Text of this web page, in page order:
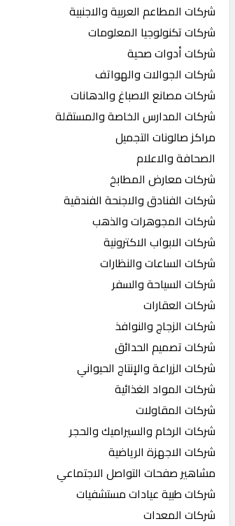
الدليل
القطري
POWERED
QHOST
شركات المطاعم العربية والاجنبية
شركات تكنولوجيا المعلومات
شركات أدوات صحية
شركات الجوالات والهواتف
شركات مصانع الاصباغ والدهانات
شركات المدارس الخاصة والمستقلة
مراكز صالونات التجميل
الصحافة والاعلام
شركات معارض المطابخ
شركات الفنادق والاجنحة الفندقية
شركات المجوهرات والذهب
شركات الابواب الاكترونية
شركات الساعات والنظارات
شركات السياحة والسفر
شركات العقارات
شركات الزجاج والنوافذ
شركات تصميم الحدائق
شركات الزراعة والإنتاج الحيواني
شركات المواد الغذائية
شركات المقاولات
شركات الرخام والسيراميك والحجر
شركات الاجهزة الرياضية
مشاهير صفحات التواصل الاجتماعي
شركات طبية عيادات مستشفيات
شركات المعدات